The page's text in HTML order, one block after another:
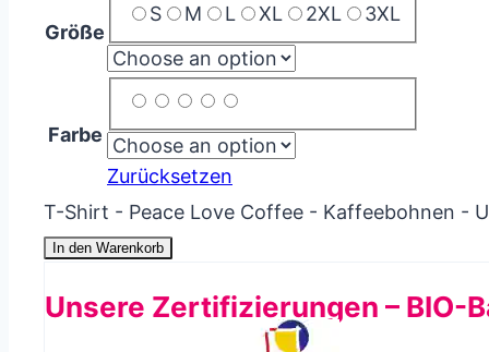
Größe
S M L XL 2XL 3XL
Farbe
Zurücksetzen
T-Shirt - Peace Love Coffee - Kaffeebohnen -
In den Warenkorb
Unsere Zertifizierungen – BIO-